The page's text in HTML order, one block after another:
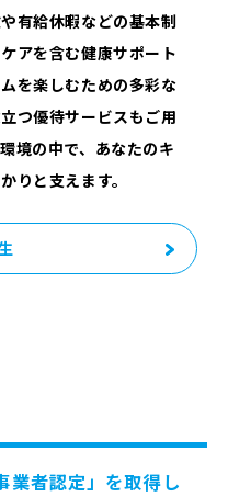
有給休暇などの基本制
アを含む健康サポート
を楽しむための多彩な
つ優待サービスもご用
境の中で、あなたのキ
りと支えます。
業者認定」を取得し